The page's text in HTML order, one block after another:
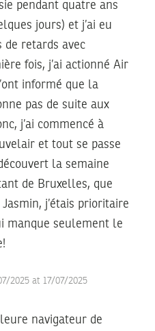
pendant quatre ans
jours) et j’ai eu
de retards avec
fois, j’ai actionné Air
informé que la
pas de suite aux
j’ai commencé à
et tout se passe
la semaine
de Bruxelles, que
j’étais prioritaire
manque seulement le
2025 at 17/07/2025
navigateur de